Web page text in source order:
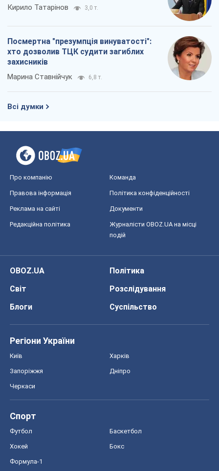
Кирило Татарінов 3,0 т.
Посмертна "презумпція винуватості":
хто дозволив ТЦК судити загиблих
захисників
Марина Ставнійчук 6,8 т.
Всі думки
Про компанію Команда
Правова інформація Політика конфіденційності
Реклама на сайті Документи
Редакційна політика
Журналісти OBOZ.UA на місці
подій
OBOZ.UA
Політика
Світ
Розслідування
Блоги
Суспільство
Регіони України
Київ Харків
Запоріжжя Дніпро
Черкаси
Спорт
Футбол Баскетбол
Хокей Бокс
Формула-1